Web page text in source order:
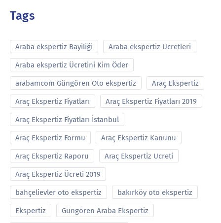
Tags
Araba ekspertiz Bayiliği Araba ekspertiz Ucretleri
Araba ekspertiz Ücretini Kim Öder
arabamcom Güngören Oto ekspertiz Araç Ekspertiz
Araç Ekspertiz Fiyatları Araç Ekspertiz Fiyatları 2019
Araç Ekspertiz Fiyatları İstanbul
Araç Ekspertiz Formu Araç Ekspertiz Kanunu
Araç Ekspertiz Raporu Araç Ekspertiz Ucreti
Araç Ekspertiz Ücreti 2019
bahçelievler oto ekspertiz bakırköy oto ekspertiz
Ekspertiz Güngören Araba Ekspertiz